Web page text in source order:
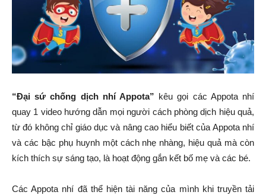
“Đại sứ chống dịch nhí Appota” kêu gọi các Appota nhí
quay 1 video hướng dẫn mọi người cách phòng dịch hiệu quả,
từ đó không chỉ giáo dục và nâng cao hiểu biết của Appota nhí
và các bậc phụ huynh một cách nhẹ nhàng, hiệu quả mà còn
kích thích sự sáng tạo, là hoạt động gắn kết bố mẹ và các bé.
Các Appota nhí đã thể hiện tài năng của mình khi truyền tải